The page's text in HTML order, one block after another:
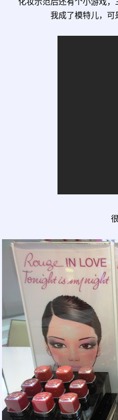
我成了模特儿，